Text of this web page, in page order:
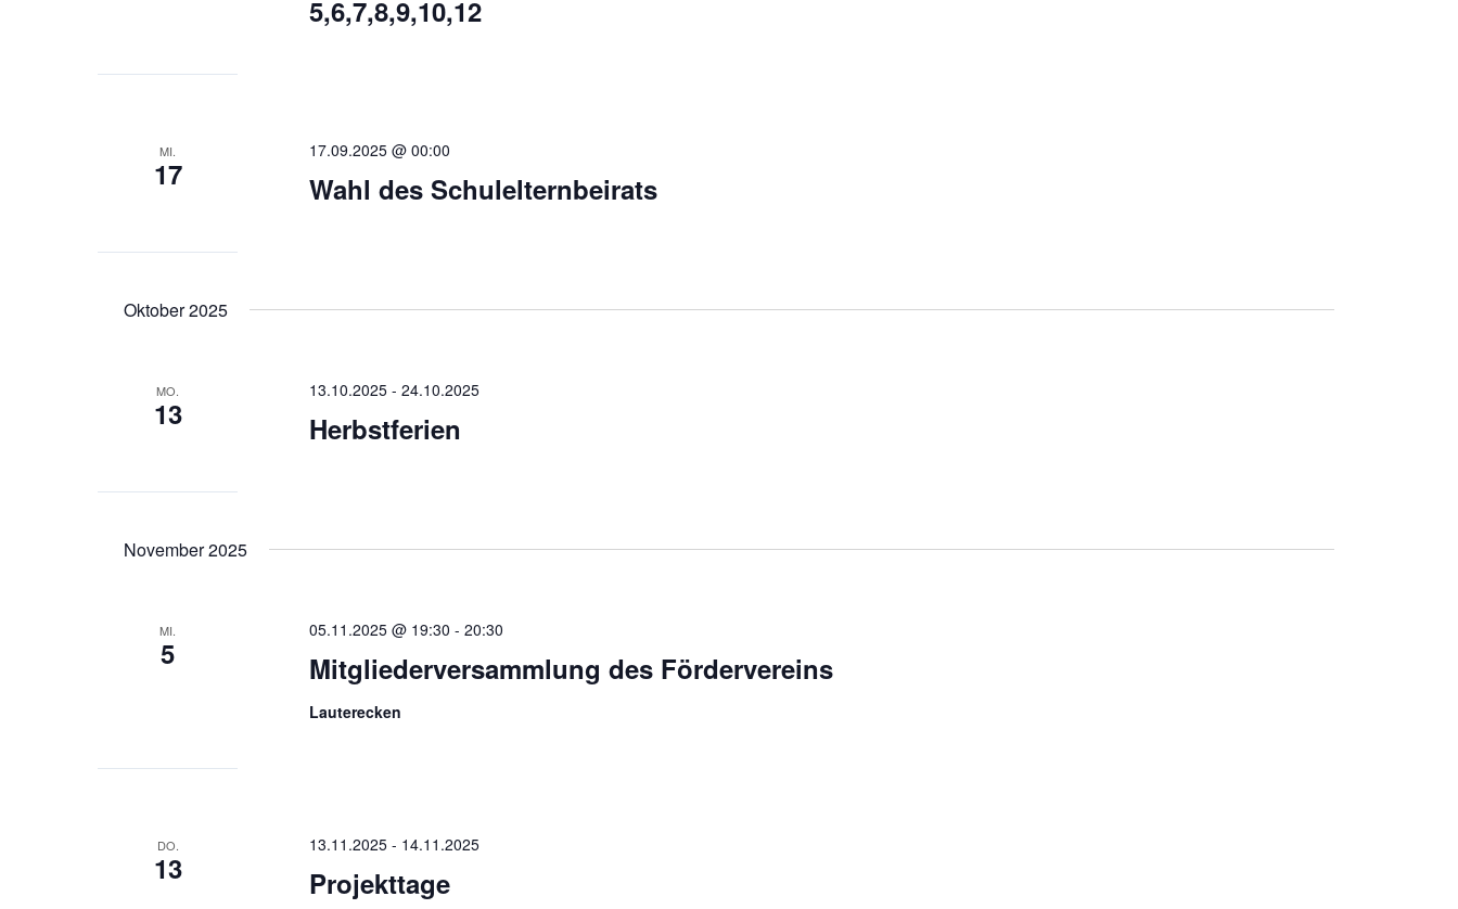
5,6,7,8,9,10,12
MI.
17 Wahl des Schulelternbeirats
17.09.2025 @ 00:00
Oktober 2025
MO.
13 Herbstferien
13.10.2025 -24.10.2025
November 2025
MI.
5 Mitgliederversammlung des Fördervereins
05.11.2025 @ 19:30 -20:30
Lauterecken
DO.
13 Projekttage
13.11.2025 - 14.11.2025